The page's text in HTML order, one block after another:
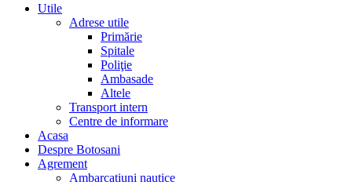
Utile
Adrese utile
Primărie
Spitale
Poliţie
Ambasade
Altele
Transport intern
Centre de informare
Acasa
Despre Botosani
Agrement
Ambarcatiuni nautice